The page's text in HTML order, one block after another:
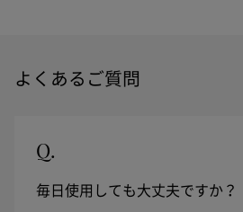
よくあるご質問
Q.
毎日使用しても大丈夫ですか？